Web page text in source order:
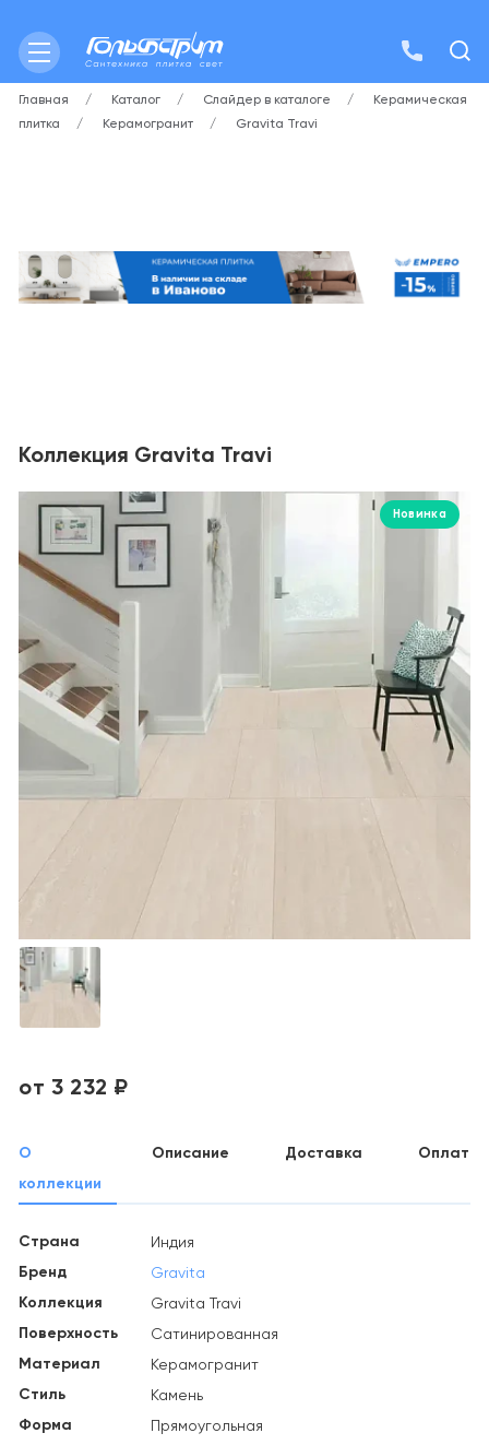
Главная Каталог Слайдер в каталоге
Керамическая
плитка
Керамогранит Gravita Travi
Коллекция Gravita Travi
Новинка
от 3 232 ₽
О
коллекции
Описание Доставка Оплата
Страна Индия
Бренд Gravita
Коллекция Gravita Travi
Поверхность Сатинированная
Материал Керамогранит
Стиль Камень
Форма Прямоугольная